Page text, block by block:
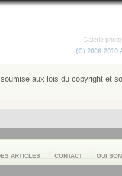
Galerie
(C) 2006-2010
aux lois du copyright et
ARTICLES CONTACT QUI